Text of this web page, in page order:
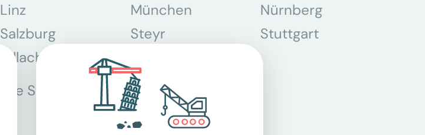
Linz
München
Nürnberg
Salzburg
Steyr
Stuttgart
Villach
Alle Standorte